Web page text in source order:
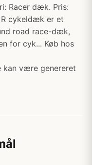
Racer dæk. Pris:
R cykeldæk er et
road race-dæk,
for cyk... Køb hos
kan være genereret